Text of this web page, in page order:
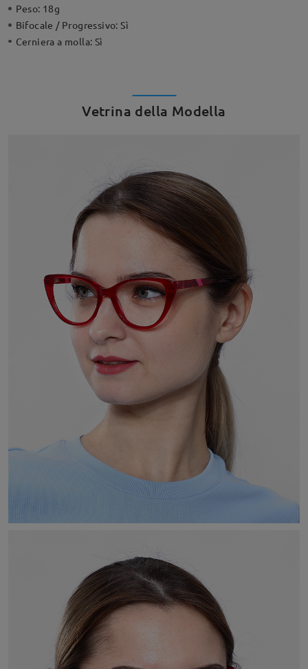
Peso: 18g
Bifocale / Progressivo:Sì
Cerniera a molla: Sì
Vetrina della Modella